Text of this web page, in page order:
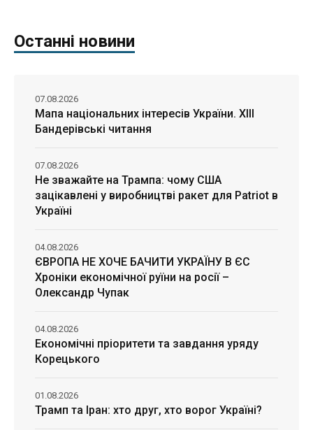
Останні новини
Мапа національних інтересів України. ХІІІ
Бандерівські читання
07.08.2026
Не зважайте на Трампа: чому США
зацікавлені у виробництві ракет для Patriot в
Україні
07.08.2026
ЄВРОПА НЕ ХОЧЕ БАЧИТИ УКРАЇНУ В ЄС
Хроніки економічної руїни на росії –
Олександр Чупак
04.08.2026
Економічні пріоритети та завдання уряду
Корецького
04.08.2026
Трамп та Іран: хто друг, хто ворог Україні?
01.08.2026